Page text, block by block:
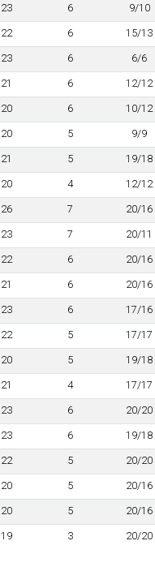
23 6 9/10
22 6 15/13
23 6 6/6
21 6 12/12
20 6 10/12
20 5 9/9
21 5 19/18
20 4 12/12
26 7 20/16
23 7 20/11
22 6 20/16
21 6 20/16
23 6 17/16
22 5 17/17
20 5 19/18
21 4 17/17
23 6 20/20
23 6 19/18
22 5 20/20
20 5 20/16
20 5 20/16
19 3 20/20